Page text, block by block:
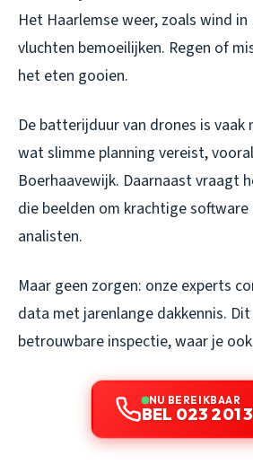
Het Haarlemse weer, zoals wind
vluchten bemoeilijken. Regen of
het eten gooien.
De batterijduur van drones is vaak
wat slimme planning vereist,
Boerhaavewijk. Daarnaast vraagt
die beelden om krachtige software
analisten.
Maar geen zorgen: onze experts
data met jarenlange dakkennis.
betrouwbare inspectie, waar je
NU BEREIKBAAR
BEL 023 201